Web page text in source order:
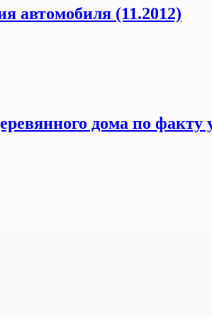
автомобиля (11.2012)
дома по